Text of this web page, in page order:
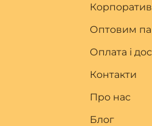
Оптовим
Оплата і
Контакти
Про нас
Блог